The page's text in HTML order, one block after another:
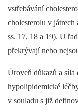
vstřebávání
cholesterolu v
ss. 17, 18 a 19). U
překrývají nebo
Úroveň důkazů a síla
hypolipidemické
v souladu s již